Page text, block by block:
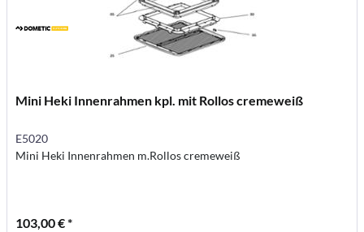
Mini Heki Innenrahmen kpl. mit Rollos cremeweiß
E5020
Mini Heki Innenrahmen m.Rollos cremeweiß
103,00 € *